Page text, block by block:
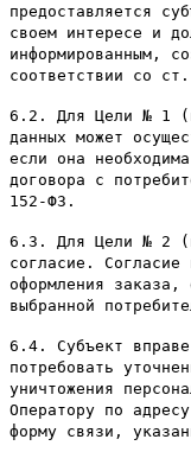
предоставляется
своем интересе и
информированным,
соответствии со
6.2. Для Цели № 1
данных может
если она
договора с
152-ФЗ.
6.3. Для Цели № 2
согласие. Согласие
оформления заказа,
выбранной
6.4. Субъект
потребовать
уничтожения
Оператору по
форму связи,